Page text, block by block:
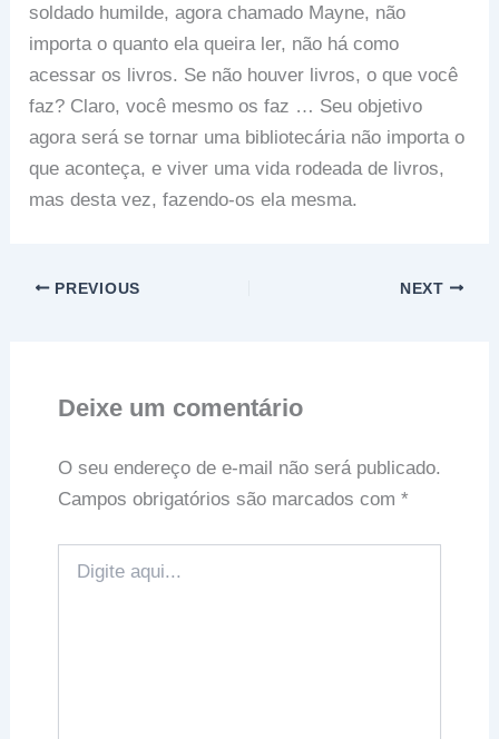
soldado humilde, agora chamado Mayne, não
importa o quanto ela queira ler, não há como
acessar os livros. Se não houver livros, o que você
faz? Claro, você mesmo os faz … Seu objetivo
agora será se tornar uma bibliotecária não importa o
que aconteça, e viver uma vida rodeada de livros,
mas desta vez, fazendo-os ela mesma.
PREVIOUS NEXT
Deixe um comentário
O seu endereço de e-mail não será publicado.
Campos obrigatórios são marcados com *
aqui...